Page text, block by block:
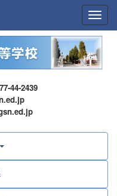
2439